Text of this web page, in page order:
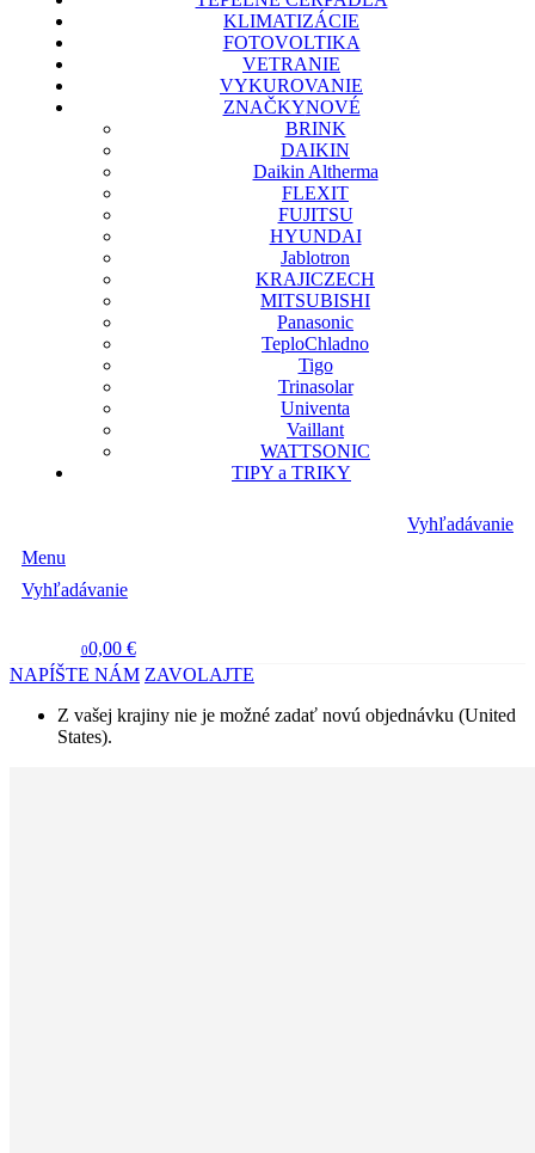
KLIMATIZÁCIE
FOTOVOLTIKA
VETRANIE
VYKUROVANIE
ZNAČKYNOVÉ
BRINK
DAIKIN
Daikin Altherma
FLEXIT
FUJITSU
HYUNDAI
Jablotron
KRAJICZECH
MITSUBISHI
Panasonic
TeploChladno
Tigo
Trinasolar
Univenta
Vaillant
WATTSONIC
TIPY a TRIKY
Vyhľadávanie
Menu
Vyhľadávanie
00,00 €
NAPÍŠTE NÁM ZAVOLAJTE
Z vašej krajiny nie je možné zadať novú objednávku (United
States).